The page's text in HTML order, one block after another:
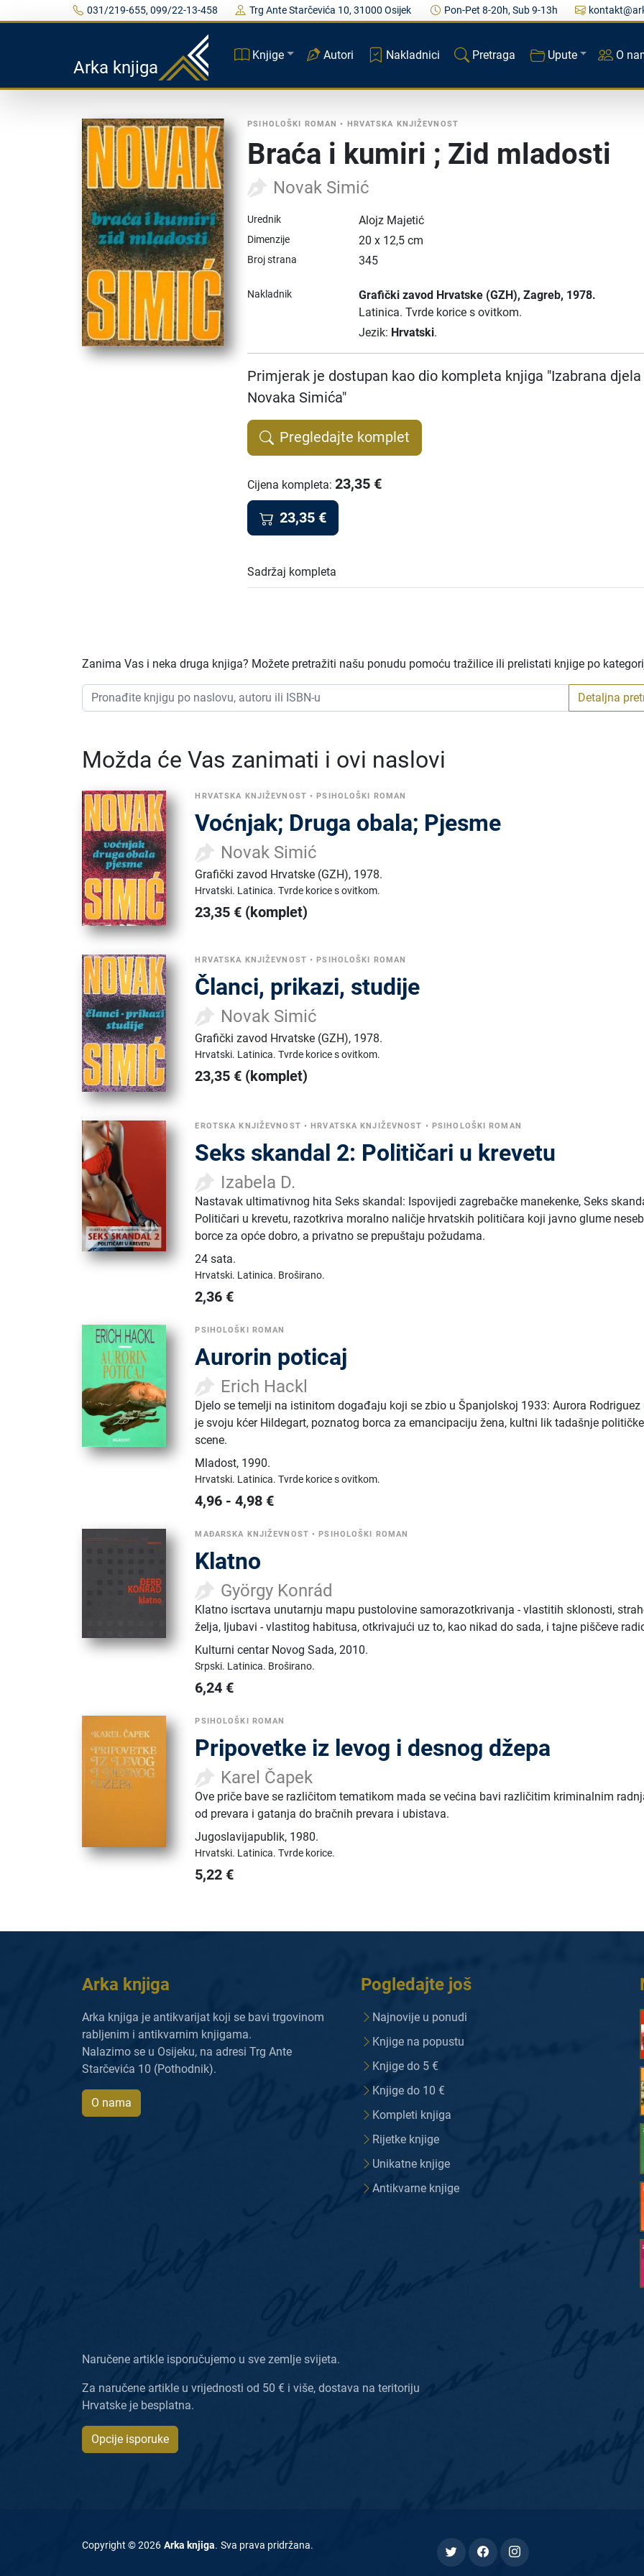
031/219-655, 099/22-13-458 Trg Ante Starčevića 10, 31000 Osijek Pon-Pet 8-20h, Sub 9-13h
Arka knjiga
Knjige Autori Nakladnici Pretraga Upute O
PSIHOLOŠKI ROMAN • HRVATSKA KNJIŽEVNOST
Braća i kumiri ; Zid mladosti
Novak Simić
Urednik Alojz Majetić
Dimenzije 20 x 12,5 cm
Broj strana 345
Nakladnik Grafički zavod Hrvatske (GZH), Zagreb, 1978.
Latinica. Tvrde korice s ovitkom.
Jezik: Hrvatski.
Primjerak je dostupan kao dio kompleta knjiga "Izabrana djela
Novaka Simića"
Pregledajte komplet
Cijena kompleta:23,35 €
23,35 €
Sadržaj kompleta
Zanima Vas i neka druga knjiga? Možete pretražiti našu ponudu pomoću tražilice ili prelistati knjige po
Detaljna
Možda će Vas zanimati i ovi naslovi
HRVATSKA KNJIŽEVNOST • PSIHOLOŠKI ROMAN
Voćnjak; Druga obala; Pjesme
Novak Simić
Grafički zavod Hrvatske (GZH), 1978.
Hrvatski. Latinica.Tvrde korice s ovitkom.
23,35 € (komplet)
HRVATSKA KNJIŽEVNOST • PSIHOLOŠKI ROMAN
Članci, prikazi, studije
Novak Simić
Grafički zavod Hrvatske (GZH), 1978.
Hrvatski. Latinica.Tvrde korice s ovitkom.
23,35 € (komplet)
EROTSKA KNJIŽEVNOST •HRVATSKA KNJIŽEVNOST • PSIHOLOŠKI ROMAN
Seks skandal 2: Političari u krevetu
Izabela D.
Nastavak ultimativnog hita Seks skandal: Ispovijedi zagrebačke manekenke, Seks
Političari u krevetu, razotkriva moralno naličje hrvatskih političara koji javno glume
borce za opće dobro, a privatno se prepuštaju požudama.
24 sata.
Hrvatski. Latinica. Broširano.
2,36 €
PSIHOLOŠKI ROMAN
Aurorin poticaj
Erich Hackl
Djelo se temelji na istinitom događaju koji se zbio u Španjolskoj 1933: Aurora Rodriguez
je svoju kćer Hildegart, poznatog borca za emancipaciju žena, kultni lik tadašnje političke
scene.
Mladost, 1990.
Hrvatski. Latinica.Tvrde korice s ovitkom.
4,96 -4,98 €
MAĐARSKA KNJIŽEVNOST •PSIHOLOŠKI ROMAN
Klatno
György Konrád
Klatno iscrtava unutarnju mapu pustolovine samorazotkrivanja - vlastitih sklonosti,
želja, Ijubavi - vlastitog habitusa, otkrivajući uz to, kao nikad do sada, i tajne piščeve
Kulturni centar Novog Sada,2010.
Srpski. Latinica. Broširano.
6,24 €
PSIHOLOŠKI ROMAN
Pripovetke iz levog i desnog džepa
Karel Čapek
Ove priče bave se različitom tematikom mada se većina bavi različitim kriminalnim
od prevara i gatanja do bračnih prevara i ubistava.
Jugoslavijapublik, 1980.
Hrvatski. Latinica.Tvrde korice.
5,22 €
Arka knjiga
Arka knjiga je antikvarijat koji se bavi trgovinom
rabljenim i antikvarnim knjigama.
Nalazimo se u Osijeku, na adresi Trg Ante
Starčevića 10 (Pothodnik).
O nama
Pogledajte još
Najnovije u ponudi
Knjige na popustu
Knjige do 5 €
Knjige do 10 €
Kompleti knjiga
Rijetke knjige
Unikatne knjige
Antikvarne knjige
Naručene artikle isporučujemo u sve zemlje svijeta.
Za naručene artikle u vrijednosti od 50 € i više, dostava na teritoriju
Hrvatske je besplatna.
Opcije isporuke
Copyright ©2026 Arka knjiga. Sva prava pridržana.